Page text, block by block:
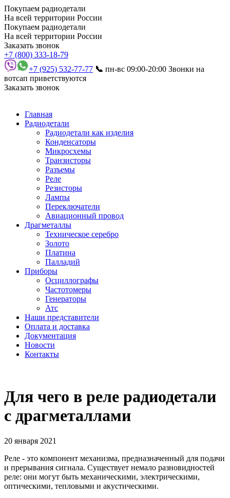
Покупаем радиодетали
На всей территории России
Покупаем радиодетали
На всей территории России
Заказать звонок
+7 (800) 333-18-79
+7 (925) 532-77-77 📞 пн-вс 09:00-20:00 Звонки на
вотсап приветствуются
Заказать звонок
Главная
Радиодетали
Радиодетали как изделия
Конденсаторы
Микросхемы
Транзисторы
Разъемы
Реле
Резисторы
Лампы
Переключатели
Авиационный провод
Драгметаллы
Техническое серебро
Золото
Платина
Палладий
Приборы
Осциллографы
Частотомеры
Генераторы
Атс
Наши представители
Оплата и доставка
Документация
Новости
Контакты
Для чего в реле радиодетали
с драгметаллами
20 января 2021
Реле - это компонент механизма, предназначенный для подачи
и прерывания сигнала. Существует немало разновидностей
реле: они могут быть механическими, электрическими,
оптическими, тепловыми и акустическими.